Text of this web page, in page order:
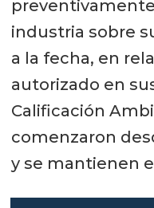
industria sobre
a la fecha, en
autorizado en
Calificación
comenzaron
y se mantienen